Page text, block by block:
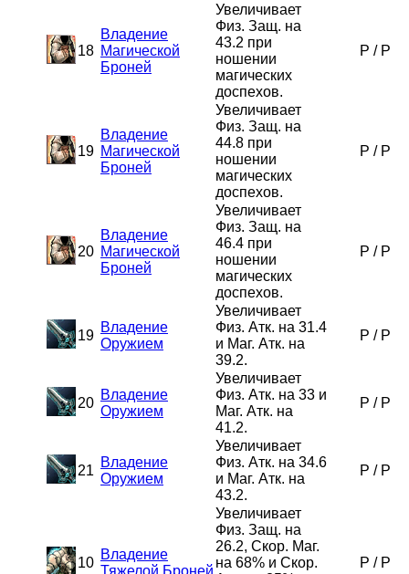
18
Владение
Магической
Броней
Увеличивает
Физ. Защ. на
43.2 при
ношении
магических
доспехов.
P / P
19
Владение
Магической
Броней
Увеличивает
Физ. Защ. на
44.8 при
ношении
магических
доспехов.
P / P
20
Владение
Магической
Броней
Увеличивает
Физ. Защ. на
46.4 при
ношении
магических
доспехов.
P / P
19
Владение
Оружием
Увеличивает
Физ. Атк. на 31.4
и Маг. Атк. на
39.2.
P / P
20
Владение
Оружием
Увеличивает
Физ. Атк. на 33 и
Маг. Атк. на
41.2.
P / P
21
Владение
Оружием
Увеличивает
Физ. Атк. на 34.6
и Маг. Атк. на
43.2.
P / P
10
Владение
Тяжелой Броней
Увеличивает
Физ. Защ. на
26.2, Скор. Маг.
на 68% и Скор.
P / P